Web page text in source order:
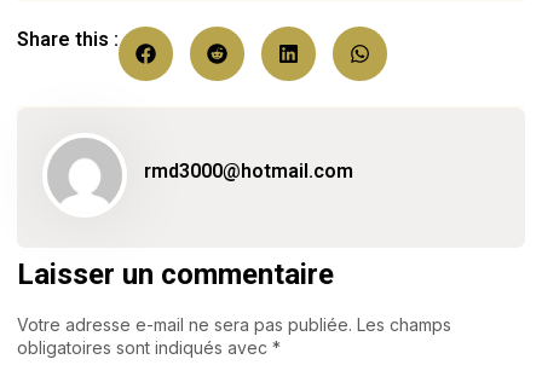
Share this :
rmd3000@hotmail.com
Laisser un commentaire
Votre adresse e-mail ne sera pas publiée. Les champs
obligatoires sont indiqués avec *